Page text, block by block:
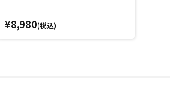
¥8,980(税込)